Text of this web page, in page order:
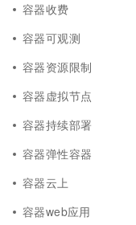
容器收费
容器可观测
容器资源限制
容器虚拟节点
容器持续部署
容器弹性容器
容器云上
容器web应用